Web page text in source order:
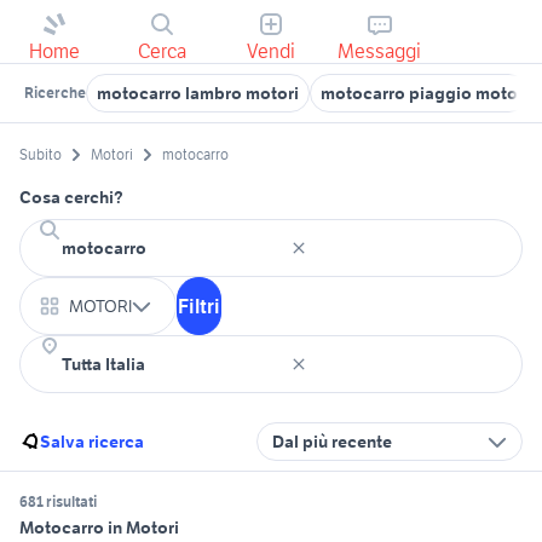
Home Cerca Vendi Messaggi
Ricerche motocarro lambro motori motocarro piaggio moto
Subito Motori motocarro
Cosa cerchi?
MOTORI Filtri
Salva ricerca Dal più recente
681 risultati
Motocarro in Motori